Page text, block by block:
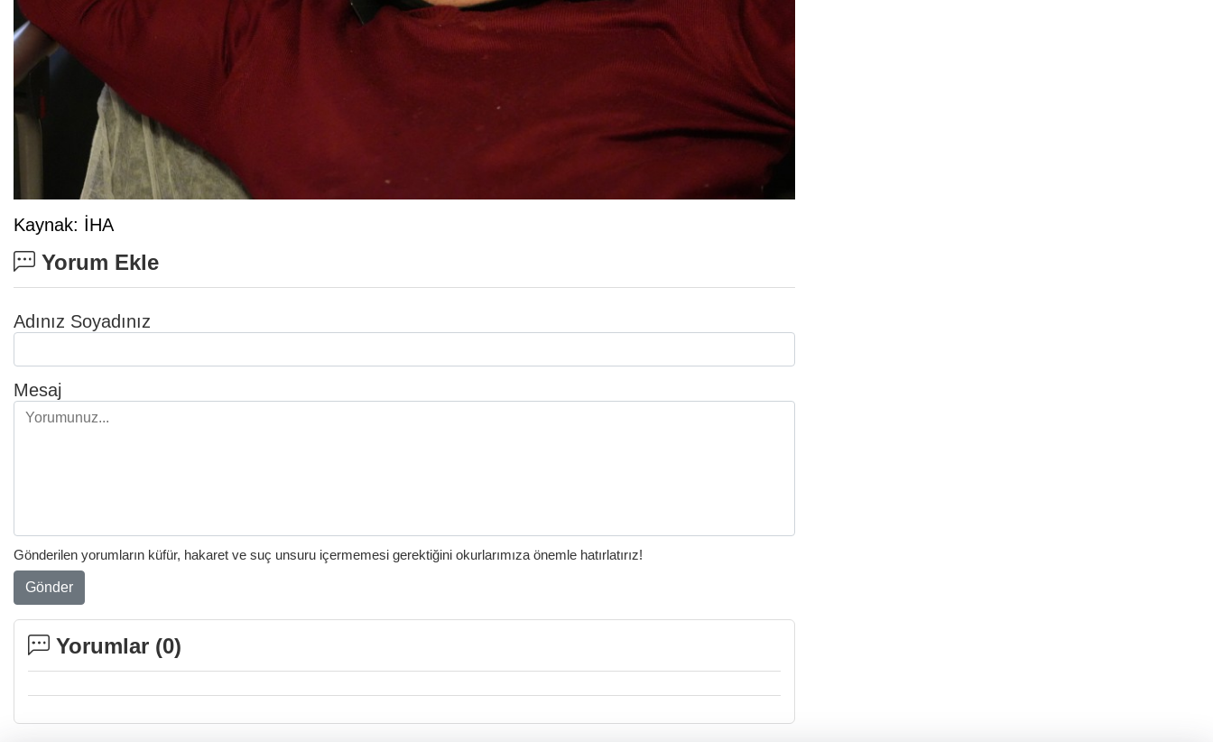
Kaynak: İHA
Yorum Ekle
Adınız Soyadınız
Mesaj
Gönderilen yorumların küfür, hakaret ve suç unsuru içermemesi gerektiğini okurlarımıza önemle hatırlatırız!
Gönder
Yorumlar (0)